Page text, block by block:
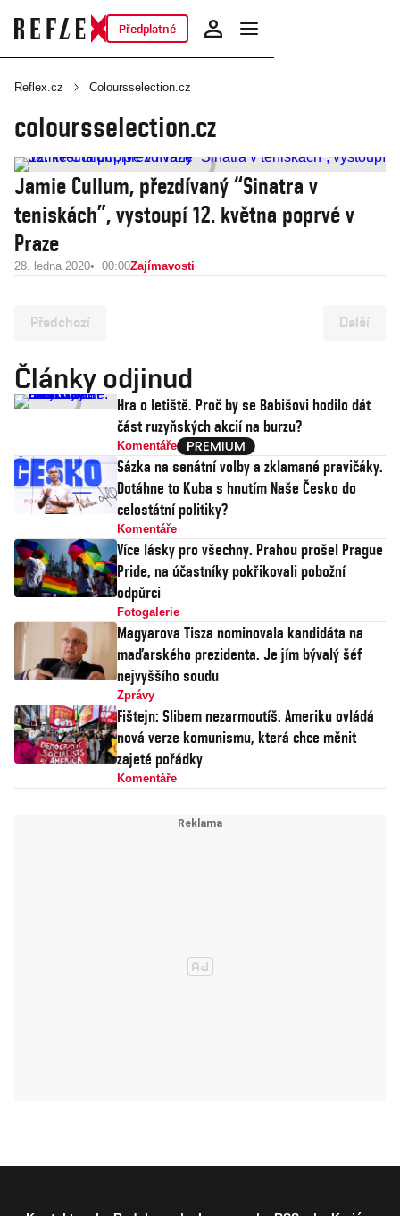
Předplatné
Reflex.cz Coloursselection.cz
coloursselection.cz
Jamie Cullum, přezdívaný “Sinatra v
teniskách”, vystoupí 12. května poprvé v
Praze
28. ledna 2020 00:00Zajímavosti
Předchozí Další
Články odjinud
Hra o letiště. Proč by se Babišovi hodilo dát
část ruzyňských akcií na burzu?
Komentáře
Sázka na senátní volby a zklamané pravičáky.
Dotáhne to Kuba s hnutím Naše Česko do
celostátní politiky?
Komentáře
Více lásky pro všechny. Prahou prošel Prague
Pride, na účastníky pokřikovali pobožní
odpůrci
Fotogalerie
Magyarova Tisza nominovala kandidáta na
maďarského prezidenta. Je jím bývalý šéf
nejvyššího soudu
Zprávy
Fištejn: Slibem nezarmoutíš. Ameriku ovládá
nová verze komunismu, která chce měnit
zajeté pořádky
Komentáře